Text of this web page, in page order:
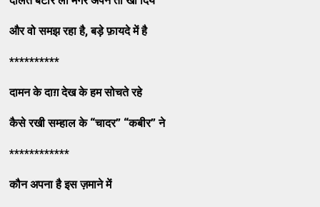
और वो समझ रहा है,बड़े फ़ायदे में है
**********
दामन के दाग़ देख के हम सोचते रहे
कैसे रखी सम्हाल के“चादर” “कबीर”ने
************
कौन अपना है इस ज़माने में